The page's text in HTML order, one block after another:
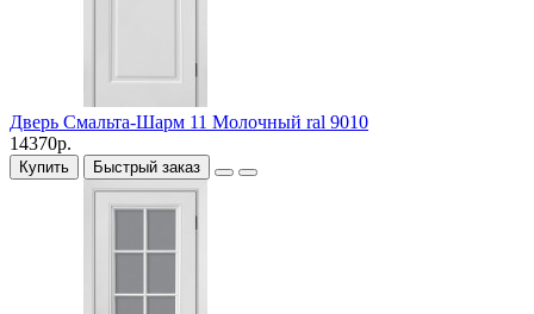
Дверь Смальта-Шарм 11 Молочный ral 9010
14370р.
Купить Быстрый заказ